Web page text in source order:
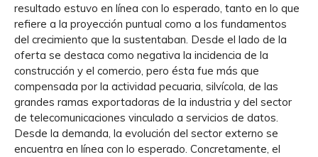
resultado estuvo en línea con lo esperado, tanto en lo que
refiere a la proyección puntual como a los fundamentos
del crecimiento que la sustentaban. Desde el lado de la
oferta se destaca como negativa la incidencia de la
construcción y el comercio, pero ésta fue más que
compensada por la actividad pecuaria, silvícola, de las
grandes ramas exportadoras de la industria y del sector
de telecomunicaciones vinculado a servicios de datos.
Desde la demanda, la evolución del sector externo se
encuentra en línea con lo esperado. Concretamente, el